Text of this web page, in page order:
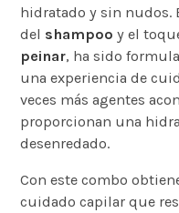
hidratado y sin nudos.
del shampoo y el
peinar, ha sido
una experiencia de
veces más agentes
proporcionan una
desenredado.
Con este combo
cuidado capilar que